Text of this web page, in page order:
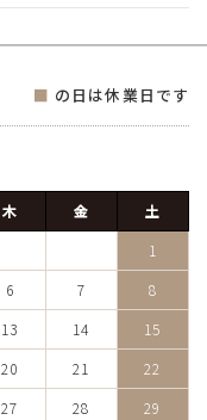
■ の日は休業日です
木 金
土
1
6 7
8
13 14
15
20 21
22
27 28
29